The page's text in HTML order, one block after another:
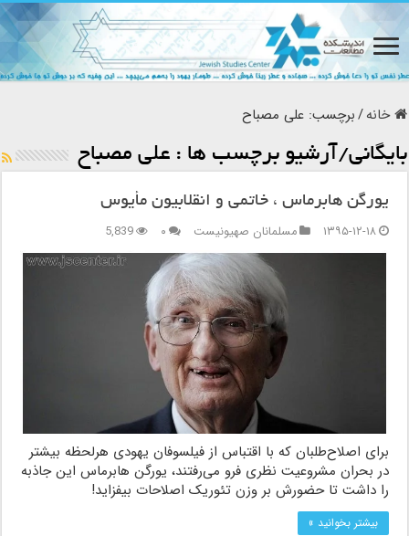
خانه/برچسب:علی مصباح
بایگانی/آرشیو برچسب ها :علی مصباح
یورگن هابرماس ، خاتمی و انقلابیون مأیوس
۱۳۹۵-۱۲-۱۸
مسلمانان صهیونیست ۰ 5,839
برای اصلاح‌طلبان که با اقتباس از فیلسوفان یهودی هرلحظه بیشتر
در بحران مشروعیت نظری فرو می‌رفتند، یورگن هابرماس این جاذبه
را داشت تا حضورش بر وزن تئوریک اصلاحات بیفزاید!
بیشتر بخوانید »